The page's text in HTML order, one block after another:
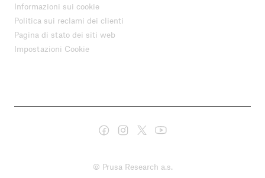
Informazioni sui cookie
Politica sui reclami dei clienti
Pagina di stato dei siti web
Impostazioni Cookie
© Prusa Research a.s.